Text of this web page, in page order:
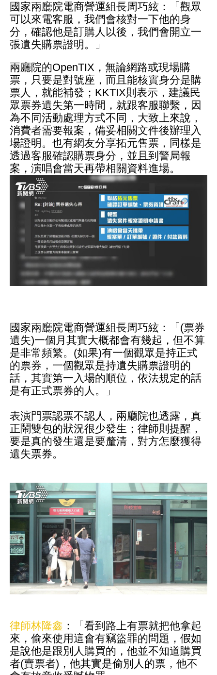
國家兩廳院電商營運組長周巧絃：「觀眾
可以來電客服，我們會核對一下他的身
分，確認他是訂購人以後，我們會開立一
張遺失購票證明。」
兩廳院的OpenTIX，無論網路或現場購
票，只要是對號座，而且能核實身分是購
票人，就能補發；KKTIX則表示，建議民
眾票券遺失第一時間，就跟客服聯繫，因
為不同活動處理方式不同，大致上來說，
消費者需要報案，備妥相關文件後辦理入
場證明。也有網友分享拓元售票，同樣是
透過客服確認購票身分，並且到警局報
案，演唱會當天再帶相關資料進場。
國家兩廳院電商營運組長周巧絃：「(票券
遺失)一個月其實大概都會有幾起，但不算
是非常頻繁。(如果)有一個觀眾是持正式
的票券，一個觀眾是持遺失購票證明的
話，其實第一入場的順位，依法規定的話
是有正式票券的人。」
表演門票認票不認人，兩廳院也透露，真
正鬧雙包的狀況很少發生；律師則提醒，
要是真的發生還是要釐清，對方怎麼獲得
遺失票券。
律師林隆鑫 ：「看到路上有票就把他拿起
來，偷來使用這會有竊盜罪的問題，假如
是說他是跟別人購買的，他並不知道購買
者(賣票者)，他其實是偷別人的票，他不